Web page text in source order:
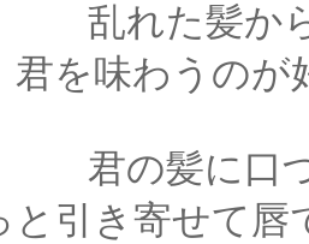
から立つ、
君を味わうのが
口づけるの
と引き寄せて